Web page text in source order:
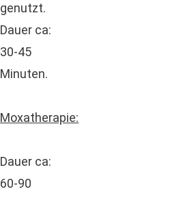
genutzt.
Dauer ca:
30-45
Minuten.
Moxatherapie:
Dauer ca:
60-90